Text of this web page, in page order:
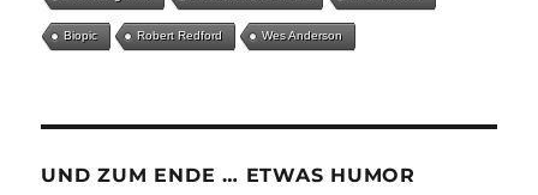
Biopic Robert Redford Wes Anderson
UND ZUM ENDE … ETWAS HUMOR